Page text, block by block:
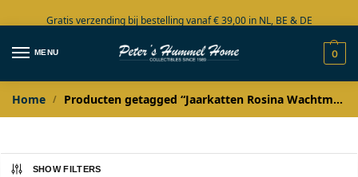
Gratis verzending bij bestelling vanaf € 39,00 in NL, BE & DE
Grote collectie in voorraad
MENU 0
Home / Producten getagged “Jaarkatten Rosina Wachtmeister”
SHOW FILTERS